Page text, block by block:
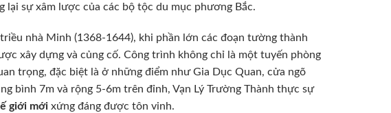
sự xâm lược của các bộ tộc du mục phương Bắc.
nhà Minh (1368-1644), khi phần lớn các đoạn tường thành
xây dựng và củng cố. Công trình không chỉ là một tuyến phòng
trọng, đặc biệt là ở những điểm như Gia Dục Quan, cửa ngõ
bình 7m và rộng 5-6m trên đỉnh, Vạn Lý Trường Thành thực sự
giới mới xứng đáng được tôn vinh.